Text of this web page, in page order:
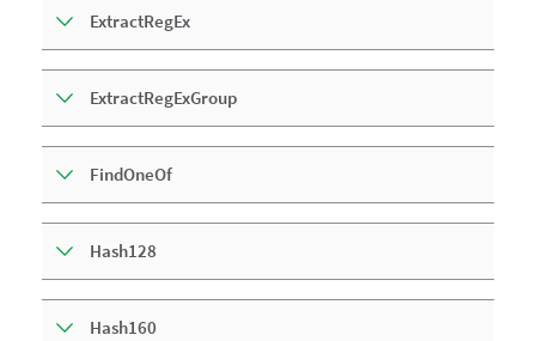
ExtractRegEx
ExtractRegExGroup
FindOneOf
Hash128
Hash160